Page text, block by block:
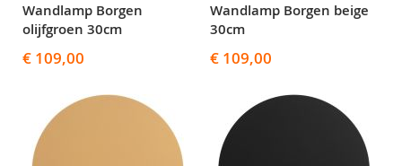
Wandlamp Borgen
olijfgroen 30cm
€ 109,00
Wandlamp Borgen beige
30cm
€ 109,00